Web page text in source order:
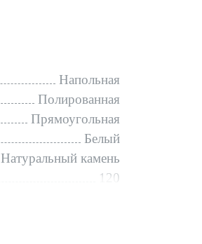
Напольная
Полированная
Прямоугольная
Белый
Натуральный камень
120